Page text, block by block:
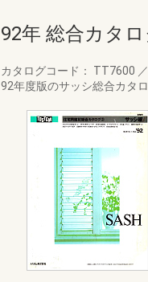
92年 総合カタ
カタログコード： TT7600 ／
92年度版のサッシ総合カタロ